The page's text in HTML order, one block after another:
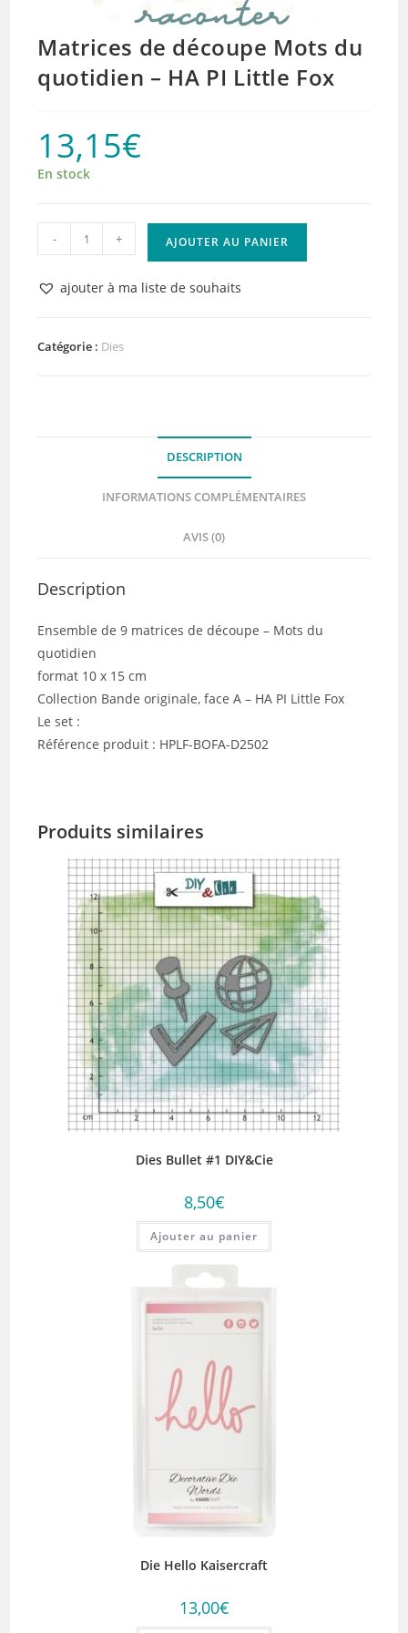
Matrices de découpe Mots du
quotidien – HA PI Little Fox
13,15€
En stock
quantité
de
Matrices
Mots
- + AJOUTER AU PANIER
ajouter à ma liste de souhaits
Catégorie : Dies
DESCRIPTION
INFORMATIONS COMPLÉMENTAIRES
AVIS (0)
Description
Ensemble de 9 matrices de découpe – Mots du
quotidien
format 10 x 15 cm
Collection Bande originale, face A – HA PI Little Fox
Le set :
Référence produit : HPLF-BOFA-D2502
Produits similaires
Dies Bullet #1 DIY&Cie
8,50€
Ajouter au panier
Die Hello Kaisercraft
13,00€